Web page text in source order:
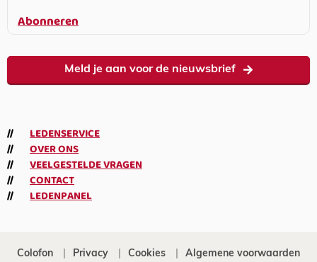
Abonneren
Meld je aan voor de nieuwsbrief
LEDENSERVICE
OVER ONS
VEELGESTELDE VRAGEN
CONTACT
LEDENPANEL
Colofon Privacy Cookies Algemene voorwaarden